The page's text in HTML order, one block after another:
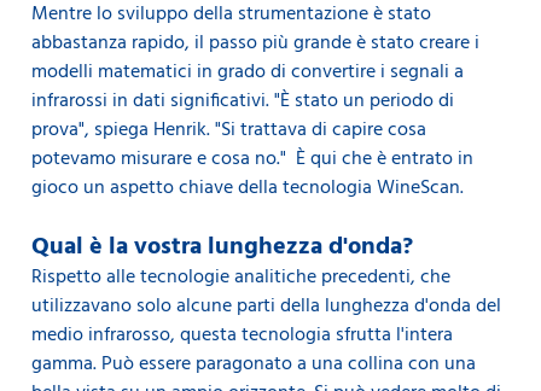
Mentre lo sviluppo della strumentazione è stato
abbastanza rapido, il passo più grande è stato creare i
modelli matematici in grado di convertire i segnali a
infrarossi in dati significativi. "È stato un periodo di
prova", spiega Henrik. "Si trattava di capire cosa
potevamo misurare e cosa no." È qui che è entrato in
gioco un aspetto chiave della tecnologia WineScan.
Qual è la vostra lunghezza d'onda?
Rispetto alle tecnologie analitiche precedenti, che
utilizzavano solo alcune parti della lunghezza d'onda del
medio infrarosso, questa tecnologia sfrutta l'intera
gamma. Può essere paragonato a una collina con una